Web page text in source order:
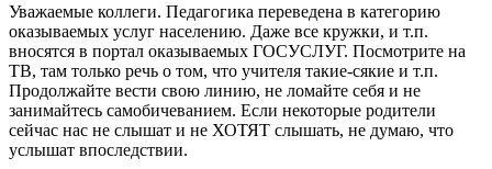
Уважаемые коллеги. Педагогика переведена в категорию
оказываемых услуг населению. Даже все кружки, и т.п.
вносятся в портал оказываемых ГОСУСЛУГ. Посмотрите на
ТВ, там только речь о том, что учителя такие-сякие и т.п.
Продолжайте вести свою линию, не ломайте себя и не
занимайтесь самобичеванием. Если некоторые родители
сейчас нас не слышат и не ХОТЯТ слышать, не думаю, что
услышат впоследствии.